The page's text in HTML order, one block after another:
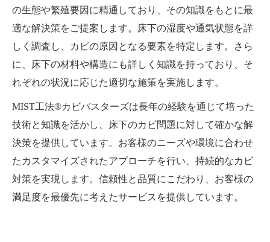
の生態や繁殖要因に精通しており、その知識をもとに最
適な解決策をご提案します。床下の湿度や通気状態を詳
しく調査し、カビの原因となる要素を特定します。さら
に、床下の材料や構造にも詳しく知識を持っており、そ
れぞれの状況に応じた適切な施策を実施します。
MIST工法®カビバスターズは長年の経験を通じて培った
技術と知識を活かし、床下のカビ問題に対して確かな解
決策を提供しています。お客様のニーズや環境に合わせ
たカスタマイズされたアプローチを行い、持続的なカビ
対策を実現します。信頼性と品質にこだわり、お客様の
満足度を最優先に考えたサービスを提供しています。